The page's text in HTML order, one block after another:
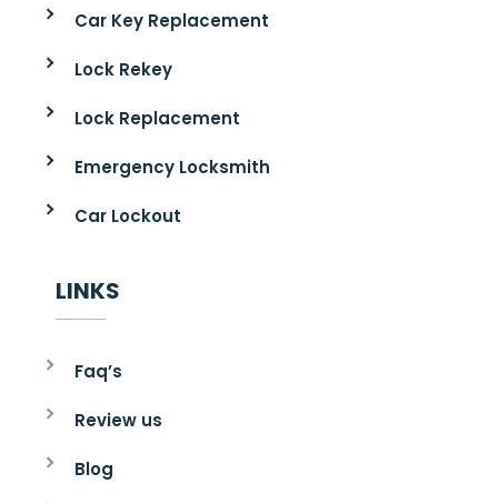
Car Key Replacement
Lock Rekey
Lock Replacement
Emergency Locksmith
Car Lockout
LINKS
Faq’s
Review us
Blog